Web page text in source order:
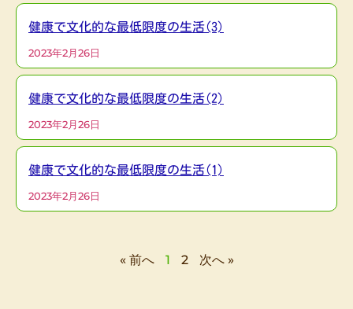
健康で文化的な最低限度の生活(3)
2023年2月26日
健康で文化的な最低限度の生活(2)
2023年2月26日
健康で文化的な最低限度の生活(1)
2023年2月26日
« 前へ 1 2 次へ »